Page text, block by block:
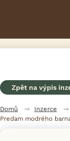
Zpět na výpis
Domů Inzerce
Predam modrého